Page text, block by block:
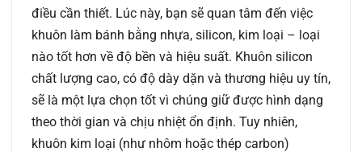
điều cần thiết. Lúc này, bạn sẽ quan tâm đến việc
khuôn làm bánh bằng nhựa, silicon, kim loại – loại
nào tốt hơn về độ bền và hiệu suất. Khuôn silicon
chất lượng cao, có độ dày dặn và thương hiệu uy tín,
sẽ là một lựa chọn tốt vì chúng giữ được hình dạng
theo thời gian và chịu nhiệt ổn định. Tuy nhiên,
khuôn kim loại (như nhôm hoặc thép carbon)